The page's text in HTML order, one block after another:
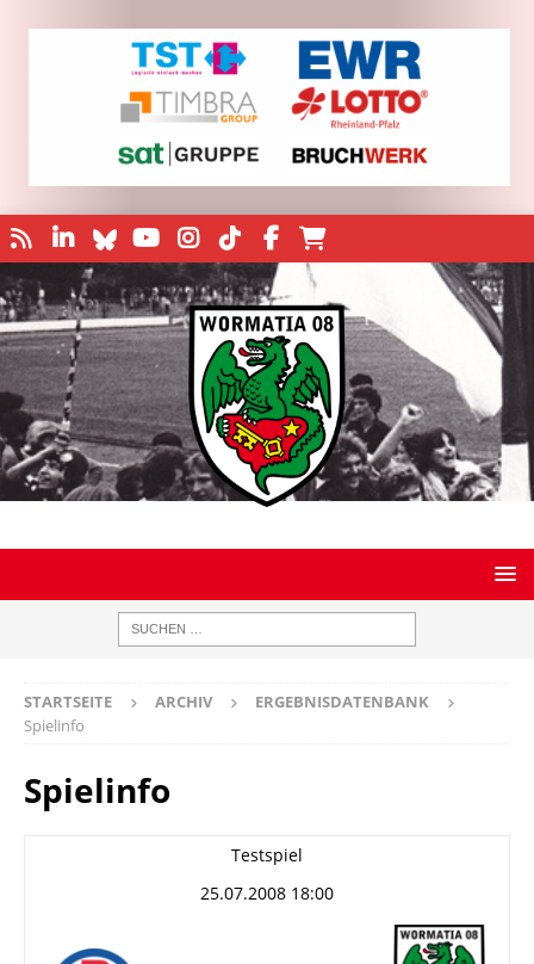
STARTSEITE ARCHIV
ERGEBNISDATENBANK
Spielinfo
Spielinfo
Testspiel
25.07.2008 18:00